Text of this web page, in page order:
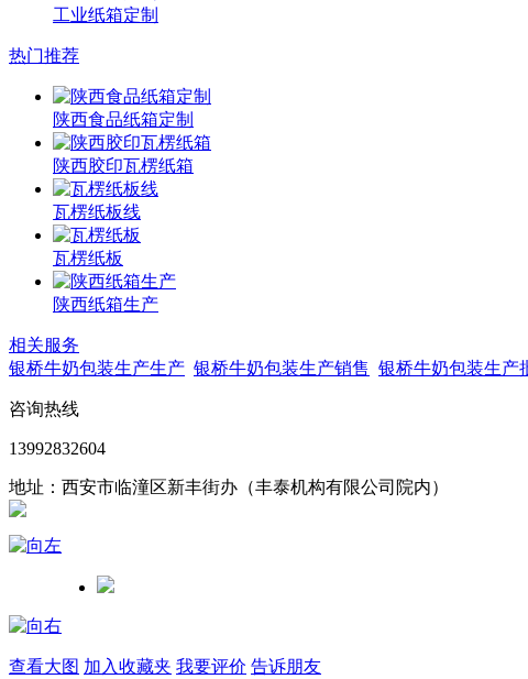
工业纸箱定制
热门推荐
陕西食品纸箱定制
陕西胶印瓦楞纸箱
瓦楞纸板线
瓦楞纸板
陕西纸箱生产
相关服务
银桥牛奶包装生产生产 银桥牛奶包装生产销售 银桥牛奶包装生产
咨询热线
13992832604
地址：西安市临潼区新丰街办（丰泰机构有限公司院内）
查看大图 加入收藏夹 我要评价 告诉朋友